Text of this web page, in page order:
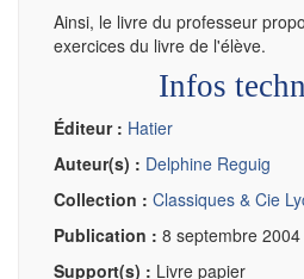
Ainsi, le livre du professeur
exercices du livre de l'élève.
Infos
Éditeur : Hatier
Auteur(s) : Delphine Reguig
Collection : Classiques & Cie
Publication : 8 septembre 2004
Support(s) : Livre papier